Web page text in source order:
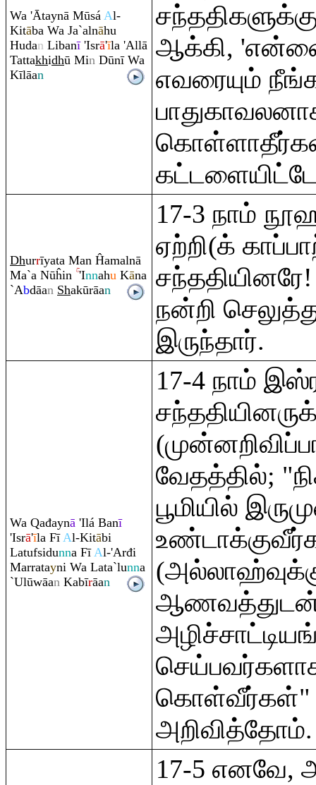
Wa 'Ātaynā Mūsá Al-
Kitāba Wa Ja`alnāhu
Hudan Libanī'Isrā'īla 'Allā
Tattakhidhū Min Dūnī Wa
Kīlāan
ஆக்கி,
எவரையும்
Dhurrīyata Man Ĥamalnā
Ma`a Nūĥin 'Innahu Kāna
`Abdāan Shakūrāan
17-3 நாம்
ஏற்றி(க்
நன்றி
இருந்தார்.
Wa Qađaynā 'Ilá Banī
'Isrā'īla FīAl-Kitābi
Latufsidunna FīAl-'Arđi
Marratayni Wa Lata`lunna
`Ulūwāan Kabīrāan
17-4 நாம்
வேதத்தில்;
பூமியில்
ஆணவத்துடன்,
கொள்வீர்கள்"
அறிவித்தோம்.
17-5 எனவே,